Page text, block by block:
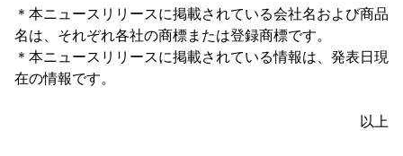
＊本ニュースリリースに掲載されている会社名および商品
名は、それぞれ各社の商標または登録商標です。
＊本ニュースリリースに掲載されている情報は、発表日現
在の情報です。
以上